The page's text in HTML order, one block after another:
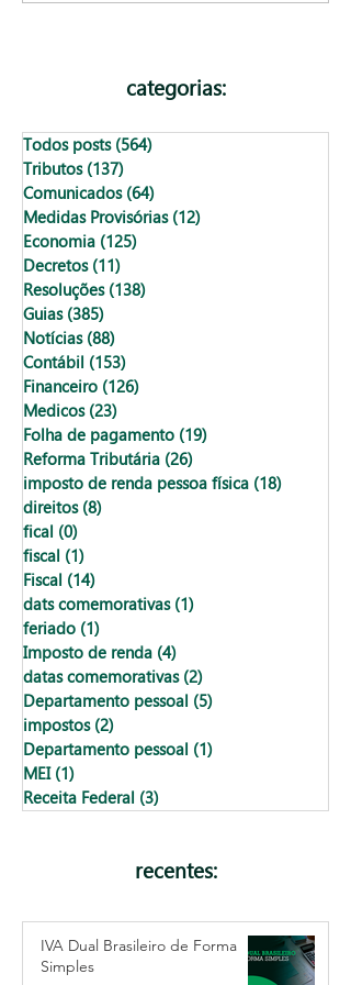
categorias:
Todos posts (564)
Tributos (137)
Comunicados (64)
Medidas Provisórias (12)
Economia (125)
Decretos (11)
Resoluções (138)
Guias (385)
Notícias (88)
Contábil (153)
Financeiro (126)
Medicos (23)
Folha de pagamento (19)
Reforma Tributária (26)
imposto de renda pessoa física (18)
direitos (8)
fical (0)
fiscal (1)
Fiscal (14)
dats comemorativas (1)
feriado (1)
Imposto de renda (4)
datas comemorativas (2)
Departamento pessoal (5)
impostos (2)
Departamento pessoal (1)
MEI (1)
Receita Federal (3)
recentes:
IVA Dual Brasileiro de Forma
Simples